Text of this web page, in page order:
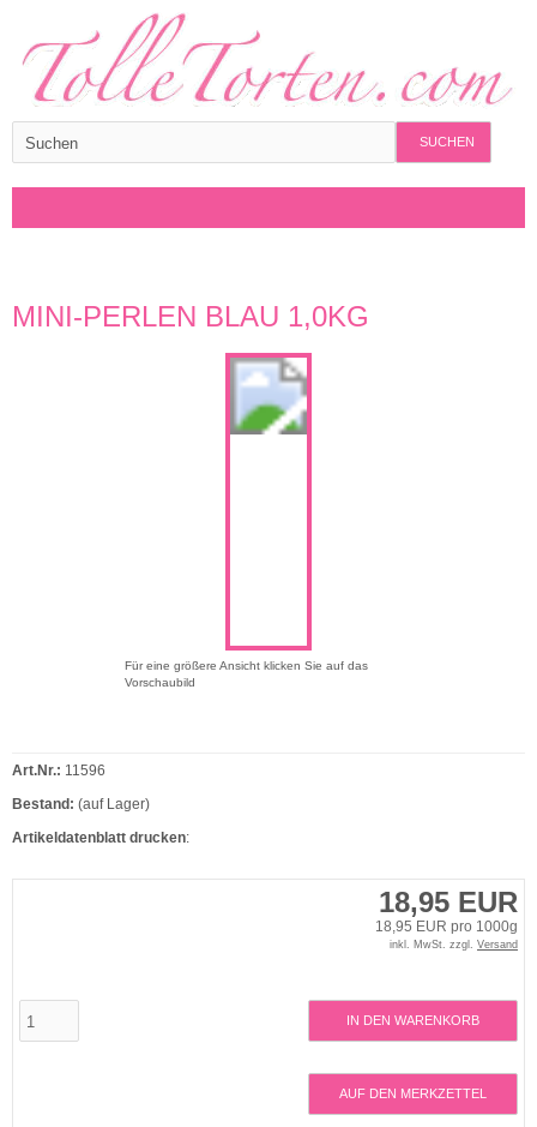
SUCHEN
MINI-PERLEN BLAU 1,0KG
Für eine größere Ansicht klicken Sie auf das
Vorschaubild
18,95 EUR
18,95 EUR pro 1000g
inkl. MwSt. zzgl. Versand
IN DEN WARENKORB
AUF DEN MERKZETTEL
Art.Nr.: 11596
Bestand: (auf Lager)
Artikeldatenblatt drucken: